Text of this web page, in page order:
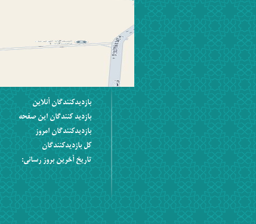
بازديدکنندگان آنلاين
بازديد کنندگان اين صفحه
بازديدکنندگان امروز
کل بازديدکنندگان
تاریخ آخرین بروز رسانی: